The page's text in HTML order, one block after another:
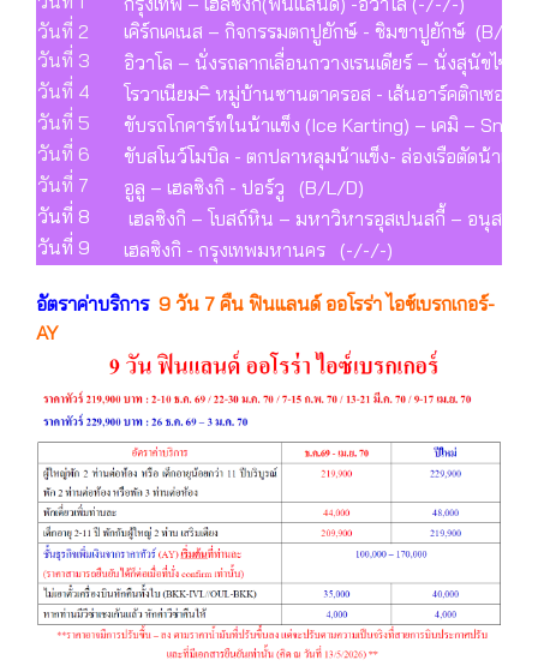
วันที่ 2
เคิร์กเคเนส – กิจกรรมตกปูยักษ์ - ชิมขาปูยักษ์ (B/L/
วันที่ 3
อิวาโล – นั่งรถลากเลื่อนกวางเรนเดียร์ – นั่งสุนัขไซบี
วันที่ 4
โรวาเนียม–ิ หมู่บ้านซานตาครอส - เส้นอาร์คติกเซอร์เ
วันที่ 5
ขับรถโกคาร์ทในน้าแข็ง (Ice Karting) – เคมิ –
วันที่ 6
ขับสโนว์โมบิล - ตกปลาหลุมน้าแข็ง- ล่องเรือตัดน้าแ
วันที่ 7
อูลู – เฮลซิงกิ - ปอร์วู (B/L/D)
วันที่ 8
เฮลซิงกิ – โบสถ์หิน – มหาวิหารอุสเปนสกี้ – อนุสาว
วันที่ 9
เฮลซิงกิ - กรุงเทพมหานคร (-/-/-)
อัตราค่าบริการ 9 วัน 7 คืน ฟินแลนด์ ออโรร่า ไอซ์เบรกเกอร์-
AY